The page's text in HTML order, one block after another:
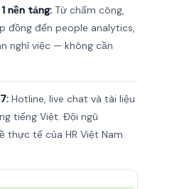
nền tảng: Từ chấm công,
đồng đến people analytics,
nghỉ việc — không cần
Hotline, live chat và tài liệu
tiếng Việt. Đội ngũ
thực tế của HR Việt Nam.